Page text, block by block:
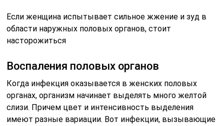
Если женщина испытывает сильное жжение и зуд в
области наружных половых органов, стоит
насторожиться
Воспаления половых органов
Когда инфекция оказывается в женских половых
органах, организм начинает выделять много желтой
слизи. Причем цвет и интенсивность выделения
имеют разные вариации. Вот инфекции, вызывающие